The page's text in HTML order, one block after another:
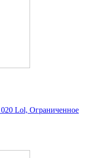
Lol, Ограниченное